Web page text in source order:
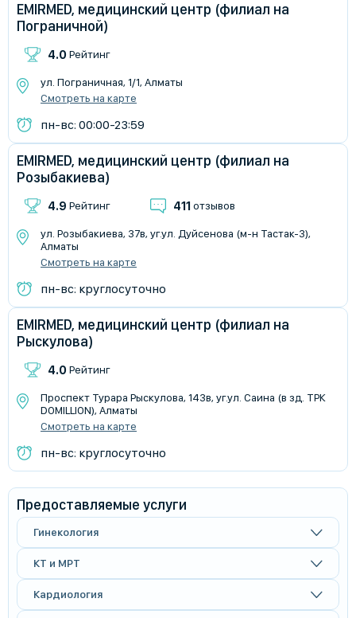
EMIRMED, медицинский центр (филиал на
Пограничной)
4.0 Рейтинг
ул. Пограничная, 1/1, Алматы
Смотреть на карте
пн-вс: 00:00-23:59
EMIRMED, медицинский центр (филиал на
Розыбакиева)
4.9 Рейтинг 411 отзывов
​ул. Розыбакиева, 37в, уг.ул. Дуйсенова (м-н Тастак-3),
Алматы
Смотреть на карте
пн-вс: круглосуточно
EMIRMED, медицинский центр (филиал на
Рыскулова)
4.0 Рейтинг
Проспект Турара Рыскулова, 143в, уг.ул. Саина (в зд. ТРК
DOMILLION), Алматы
Смотреть на карте
пн-вс: круглосуточно
Предоставляемые услуги
Гинекология
КТ и МРТ
Кардиология